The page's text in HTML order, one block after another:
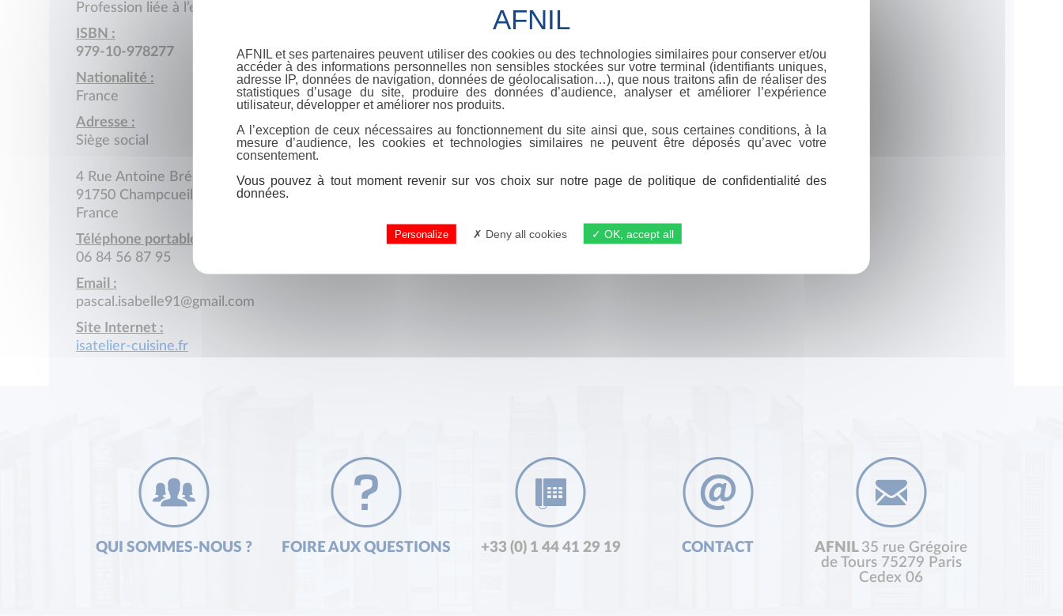
Profession liée à l’enseignement
ISBN :
979-10-978277
Nationalité :
France
Adresse :
Siège social
4 Rue Antoine Bréguet
91750 Champcueil
France
Téléphone portable :
06 84 56 87 95
Email :
pascal.isabelle91@gmail.com
Site Internet :
isatelier-cuisine.fr
QUI SOMMES-NOUS ? FOIRE AUX QUESTIONS +33 (0) 1 44 41 29 19 CONTACT AFNIL 35 rue Grégoire
de Tours 75279 Paris
Cedex 06
AFNIL et ses partenaires peuvent utiliser des cookies ou des technologies similaires pour conserver et/ou
accéder à des informations personnelles non sensibles stockées sur votre terminal (identifiants uniques,
adresse IP, données de navigation, données de géolocalisation…), que nous traitons afin de réaliser des
statistiques d’usage du site, produire des données d’audience, analyser et améliorer l’expérience
utilisateur, développer et améliorer nos produits.
A l’exception de ceux nécessaires au fonctionnement du site ainsi que, sous certaines conditions, à la
mesure d’audience, les cookies et technologies similaires ne peuvent être déposés qu’avec votre
consentement.
Vous pouvez à tout moment revenir sur vos choix sur notre page de politique de confidentialité des
données.
Personalize Deny all cookies OK, accept all